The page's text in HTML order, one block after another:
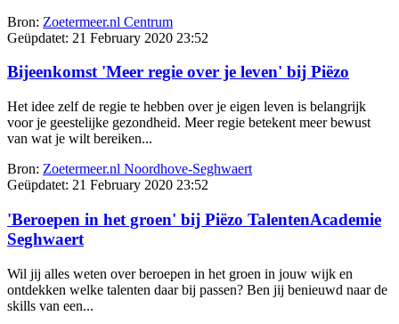
Bron: Zoetermeer.nl Centrum
Geüpdatet: 21 February 2020 23:52
Bijeenkomst 'Meer regie over je leven' bij Piëzo
Het idee zelf de regie te hebben over je eigen leven is belangrijk
voor je geestelijke gezondheid. Meer regie betekent meer bewust
van wat je wilt bereiken...
Bron: Zoetermeer.nl Noordhove-Seghwaert
Geüpdatet: 21 February 2020 23:52
'Beroepen in het groen' bij Piëzo TalentenAcademie
Seghwaert
Wil jij alles weten over beroepen in het groen in jouw wijk en
ontdekken welke talenten daar bij passen? Ben jij benieuwd naar de
skills van een...